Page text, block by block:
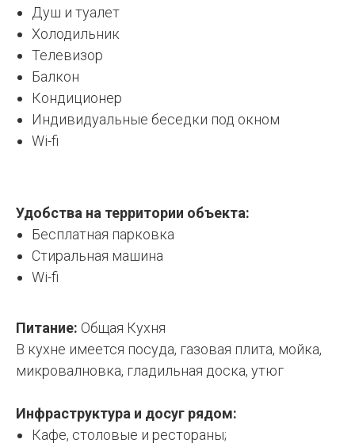
Душ и туалет
Холодильник
Телевизор
Балкон
Кондиционер
Индивидуальные беседки под окном
Wi-fi
Удобства на территории объекта:
Бесплатная парковка
Стиральная машина
Wi-fi
Питание: Общая Кухня
В кухне имеется посуда, газовая плита, мойка,
микровалновка, гладильная доска, утюг
Инфраструктура и досуг рядом:
Кафе, столовые и рестораны;